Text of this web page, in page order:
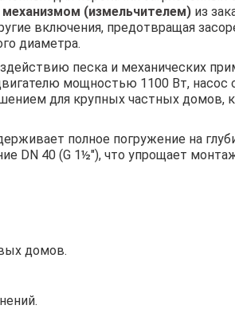
(измельчителем) из
включения, предотвращая
диаметра.
песка и механических
мощностью 1100 Вт, насос
для крупных частных домов,
полное погружение на
DN 40 (G 1½″), что упрощает
домов.